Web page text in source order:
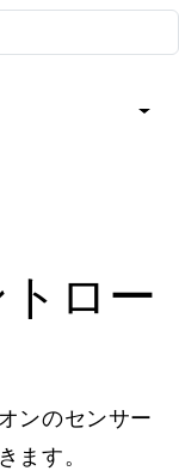
ロー
ンのセンサー
ます。